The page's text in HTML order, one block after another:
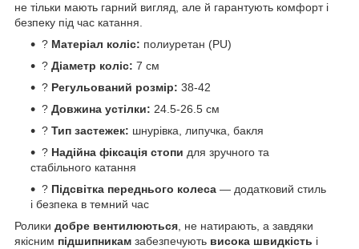
не тільки мають гарний вигляд, але й гарантують комфорт і
безпеку під час катання.
? Матеріал коліс: полиуретан (PU)
? Діаметр коліс: 7 см
? Регульований розмір: 38-42
? Довжина устілки: 24.5-26.5 см
? Тип застежек: шнурівка, липучка, бакля
? Надійна фіксація стопи для зручного та
стабільного катання
? Підсвітка переднього колеса — додатковий стиль
і безпека в темний час
Ролики добре вентилюються, не натирають, а завдяки
якісним підшипникам забезпечують висока швидкість і